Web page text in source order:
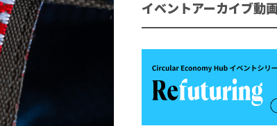
イベントアーカイブ動